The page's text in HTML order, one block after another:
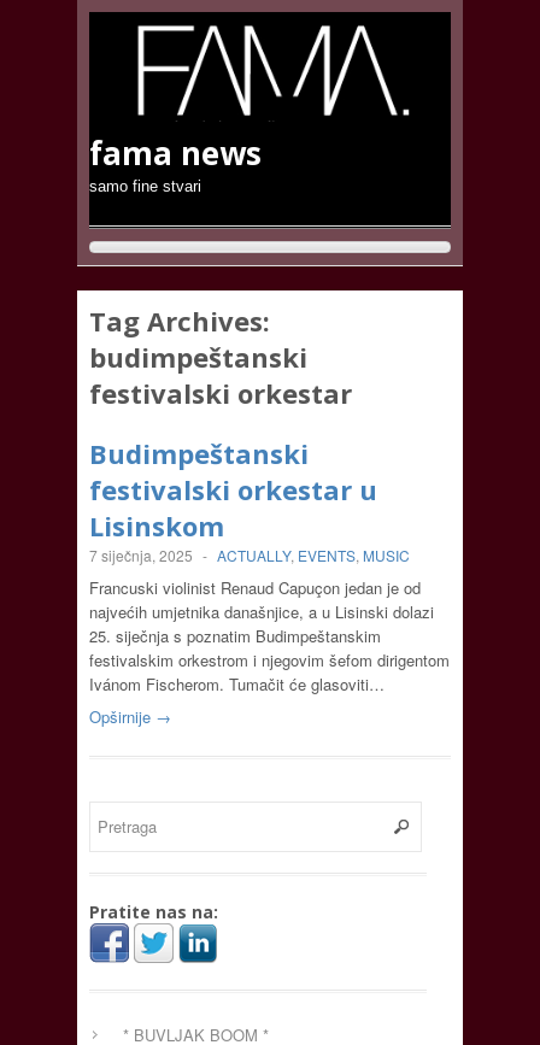
fama news
samo fine stvari
Tag Archives:
budimpeštanski
festivalski orkestar
Budimpeštanski
festivalski orkestar u
Lisinskom
7 siječnja, 2025 - ACTUALLY, EVENTS, MUSIC
Francuski violinist Renaud Capuçon jedan je od
najvećih umjetnika današnjice, a u Lisinski dolazi
25. siječnja s poznatim Budimpeštanskim
festivalskim orkestrom i njegovim šefom dirigentom
Ivánom Fischerom. Tumačit će glasoviti…
Opširnije →
Pratite nas na:
* BUVLJAK BOOM *